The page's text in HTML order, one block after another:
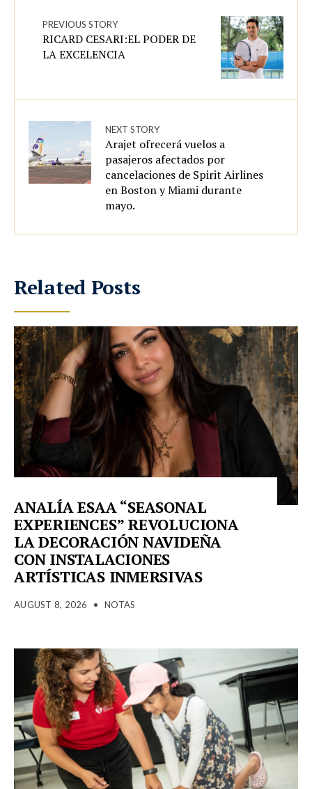
PREVIOUS STORY
RICARD CESARI:EL PODER DE
LA EXCELENCIA
NEXT STORY
Arajet ofrecerá vuelos a
pasajeros afectados por
cancelaciones de Spirit Airlines
en Boston y Miami durante
mayo.
Related Posts
ANALÍA ESAA “SEASONAL
EXPERIENCES” REVOLUCIONA
LA DECORACIÓN NAVIDEÑA
CON INSTALACIONES
ARTÍSTICAS INMERSIVAS
AUGUST 8, 2026 • NOTAS